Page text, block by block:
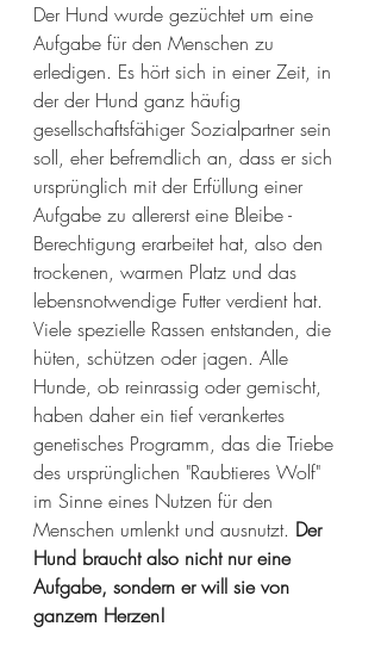
Der Hund wurde gezüchtet um eine
Aufgabe für den Menschen zu
erledigen. Es hört sich in einer Zeit, in
der der Hund ganz häufig
gesellschaftsfähiger Sozialpartner sein
soll, eher befremdlich an, dass er sich
ursprünglich mit der Erfüllung einer
Aufgabe zu allererst eine Bleibe -
Berechtigung erarbeitet hat, also den
trockenen, warmen Platz und das
lebensnotwendige Futter verdient hat.
Viele spezielle Rassen entstanden, die
hüten, schützen oder jagen. Alle
Hunde, ob reinrassig oder gemischt,
haben daher ein tief verankertes
genetisches Programm, das die Triebe
des ursprünglichen "Raubtieres Wolf"
im Sinne eines Nutzen für den
Menschen umlenkt und ausnutzt. Der
Hund braucht also nicht nur eine
Aufgabe, sondern er will sie von
ganzem Herzen!